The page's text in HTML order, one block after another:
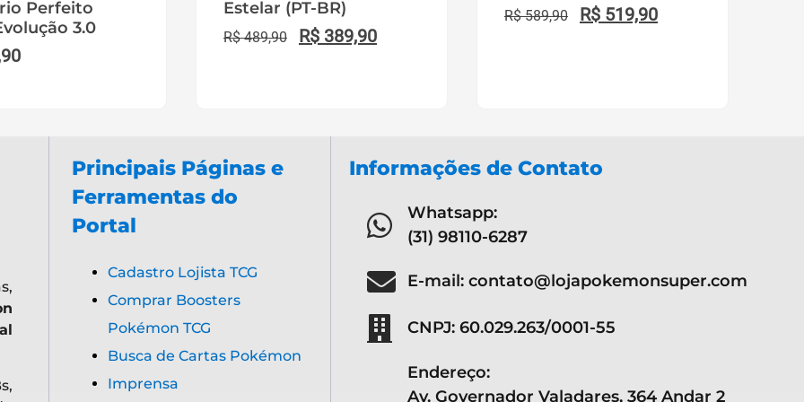
Perfeito
3.0
Estelar (PT-BR)
R$489,90 R$ 389,90
R$589,90 R$ 519,90
Principais Páginas e
Ferramentas do
Portal
Cadastro Lojista TCG
Comprar Boosters
Pokémon TCG
Busca de Cartas Pokémon
Imprensa
Informações de Contato
Whatsapp:
(31) 98110-6287
E-mail: contato@lojapokemonsuper.com
CNPJ: 60.029.263/0001-55
Endereço:
Av. Governador Valadares, 364 Andar 2